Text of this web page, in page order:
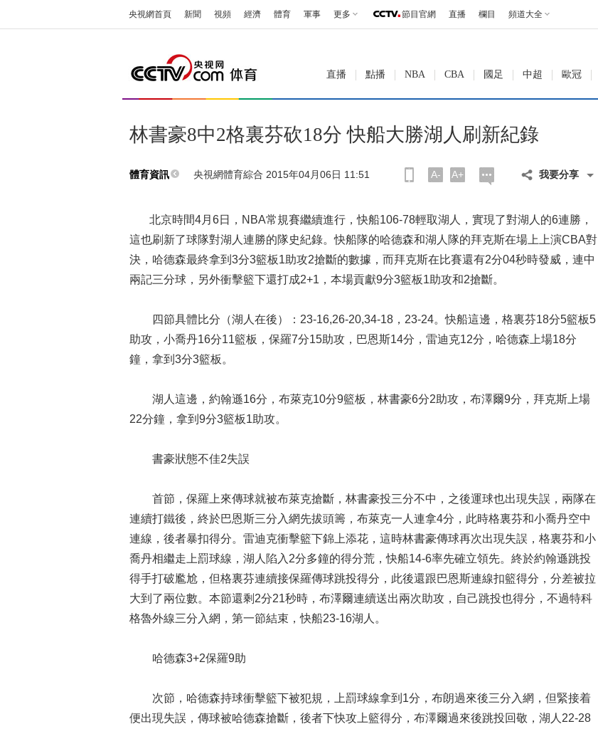
央視網首頁 新聞 視頻 經濟 體育 軍事 更多 節目官網 直播 欄目 頻道大全
直播 點播 NBA CBA 國足 中超 歐冠
林書豪8中2格裏芬砍18分 快船大勝湖人刷新紀錄
體育資訊 央視網體育綜合 2015年04月06日 11:51 A- A+ 我要分享
北京時間4月6日，NBA常規賽繼續進行，快船106-78輕取湖人，實現了對湖人的6連勝，
這也刷新了球隊對湖人連勝的隊史紀錄。快船隊的哈德森和湖人隊的拜克斯在場上上演CBA對
決，哈德森最終拿到3分3籃板1助攻2搶斷的數據，而拜克斯在比賽還有2分04秒時發威，連中
兩記三分球，另外衝擊籃下還打成2+1，本場貢獻9分3籃板1助攻和2搶斷。
四節具體比分（湖人在後）：23-16,26-20,34-18，23-24。快船這邊，格裏芬18分5籃板5
助攻，小喬丹16分11籃板，保羅7分15助攻，巴恩斯14分，雷迪克12分，哈德森上場18分
鐘，拿到3分3籃板。
湖人這邊，約翰遜16分，布萊克10分9籃板，林書豪6分2助攻，布澤爾9分，拜克斯上場
22分鐘，拿到9分3籃板1助攻。
書豪狀態不佳2失誤
首節，保羅上來傳球就被布萊克搶斷，林書豪投三分不中，之後運球也出現失誤，兩隊在
連續打鐵後，終於巴恩斯三分入網先拔頭籌，布萊克一人連拿4分，此時格裏芬和小喬丹空中
連線，後者暴扣得分。雷迪克衝擊籃下錦上添花，這時林書豪傳球再次出現失誤，格裏芬和小
喬丹相繼走上罰球線，湖人陷入2分多鐘的得分荒，快船14-6率先確立領先。終於約翰遜跳投
得手打破尷尬，但格裏芬連續接保羅傳球跳投得分，此後還跟巴恩斯連線扣籃得分，分差被拉
大到了兩位數。本節還剩2分21秒時，布澤爾連續送出兩次助攻，自己跳投也得分，不過特科
格魯外線三分入網，第一節結束，快船23-16湖人。
哈德森3+2保羅9助
次節，哈德森持球衝擊籃下被犯規，上罰球線拿到1分，布朗過來後三分入網，但緊接着
便出現失誤，傳球被哈德森搶斷，後者下快攻上籃得分，布澤爾過來後跳投回敬，湖人22-28